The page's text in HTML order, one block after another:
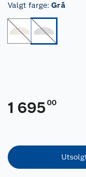
Valgt farge: Grå
1 69500